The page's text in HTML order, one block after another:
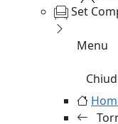
Set
Menu